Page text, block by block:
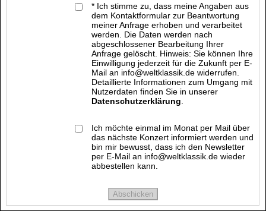
* Ich stimme zu, dass meine Angaben aus
dem Kontaktformular zur Beantwortung
meiner Anfrage erhoben und verarbeitet
werden. Die Daten werden nach
abgeschlossener Bearbeitung Ihrer
Anfrage gelöscht. Hinweis: Sie können Ihre
Einwilligung jederzeit für die Zukunft per E-
Mail an info@weltklassik.de widerrufen.
Detaillierte Informationen zum Umgang mit
Nutzerdaten finden Sie in unserer
Datenschutzerklärung
Ich möchte einmal im Monat per Mail über
das nächste Konzert informiert werden und
bin mir bewusst, dass ich den Newsletter
per E-Mail an info@weltklassik.de wieder
abbestellen kann.